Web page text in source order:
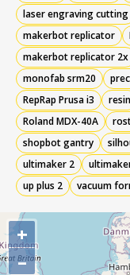
laser engraving cutting
makerbot replicator
makerbot replicator 2x
monofab srm20
RepRap Prusa i3
resin
Roland MDX-40A
shopbot gantry
ultimaker 2
up plus 2
vacuum
+
–